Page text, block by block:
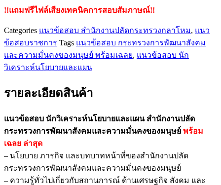
และ
มั่นคง
ของ
มนุษย์
ชิ้น
!!แถมฟรีไฟล์เสียงเทคนิคการสอบสัมภาษณ์!!
Categories แนวข้อสอบ สำนักงานปลัดกระทรวงกลาโหม, แนว
ข้อสอบราชการ Tags แนวข้อสอบ กระทรวงการพัฒนาสังคม
และความมั่นคงของมนุษย์ พร้อมเฉลย, แนวข้อสอบ นัก
วิเคราะห์นโยบายและแผน
รายละเอียดสินค้า
แนวข้อสอบ นักวิเคราะห์นโยบายและแผน สำนักงานปลัด
กระทรวงการพัฒนาสังคมและความมั่นคงของมนุษย์ พร้อม
เฉลย ล่าสุด
– นโยบาย ภารกิจ และบทบาทหน้าที่ของสำนักงานปลัด
กระทรวงการพัฒนาสังคมและความมั่นคงของมนุษย์
– ความรู้ทั่วไปเกี่ยวกับสถานการณ์ ด้านเศรษฐกิจ สังคม และ